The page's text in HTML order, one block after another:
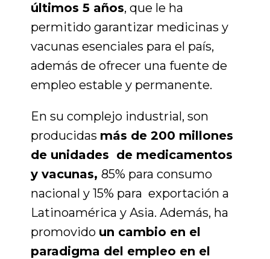
últimos 5 años, que le ha
permitido garantizar medicinas y
vacunas esenciales para el país,
además de ofrecer una fuente de
empleo estable y permanente.
En su complejo industrial, son
producidas más de 200 millones
de unidades de medicamentos
y vacunas,85% para consumo
nacionaly15% para exportación a
Latinoamérica y Asia. Además, ha
promovido un cambio en el
paradigma del empleo en el